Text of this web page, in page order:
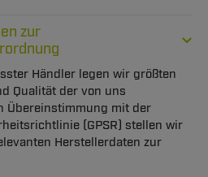
zur
Händler legen wir größten
Qualität der von uns
Übereinstimmung mit der
(GPSR) stellen wir
Herstellerdaten zur